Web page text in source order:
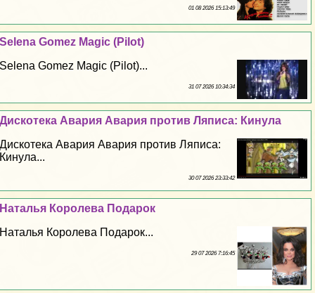
01 08 2026 15:13:49
Selena Gomez Magic (Pilot)
Selena Gomez Magic (Pilot)...
31 07 2026 10:34:34
Дискотека Авария Авария против Ляписа: Кинула
Дискотека Авария Авария против Ляписа:
Кинула...
30 07 2026 23:33:42
Наталья Королева Подарок
Наталья Королева Подарок...
29 07 2026 7:16:45